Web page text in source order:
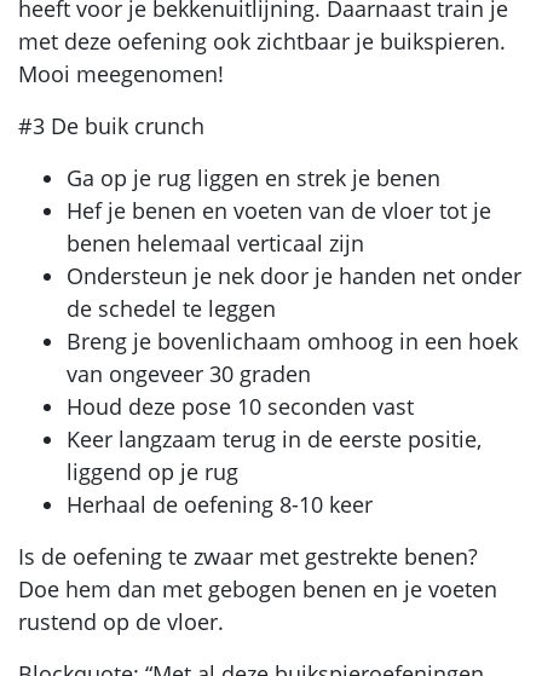
heeft voor je bekkenuitlijning. Daarnaast train je
met deze oefening ook zichtbaar je buikspieren.
Mooi meegenomen!
#3 De buik crunch
Ga op je rug liggen en strek je benen
Hef je benen en voeten van de vloer tot je
benen helemaal verticaal zijn
Ondersteun je nek door je handen net onder
de schedel te leggen
Breng je bovenlichaam omhoog in een hoek
van ongeveer 30 graden
Houd deze pose 10 seconden vast
Keer langzaam terug in de eerste positie,
liggend op je rug
Herhaal de oefening 8-10 keer
Is de oefening te zwaar met gestrekte benen?
Doe hem dan met gebogen benen en je voeten
rustend op de vloer.